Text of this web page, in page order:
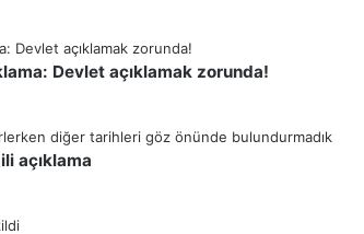
Devlet açıklamak zorunda!
açıklama